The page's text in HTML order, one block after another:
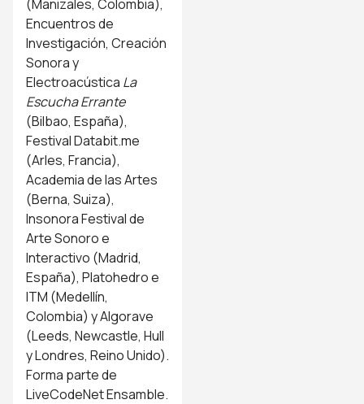
(Manizales, Colombia),
Encuentros de
Investigación, Creación
Sonora y
Electroacústica La
Escucha Errante
(Bilbao, España),
Festival Databit.me
(Arles, Francia),
Academia de las Artes
(Berna, Suiza),
Insonora Festival de
Arte Sonoro e
Interactivo (Madrid,
España), Platohedro e
ITM (Medellín,
Colombia) y Algorave
(Leeds, Newcastle, Hull
y Londres, Reino Unido).
Forma parte de
LiveCodeNet Ensamble.